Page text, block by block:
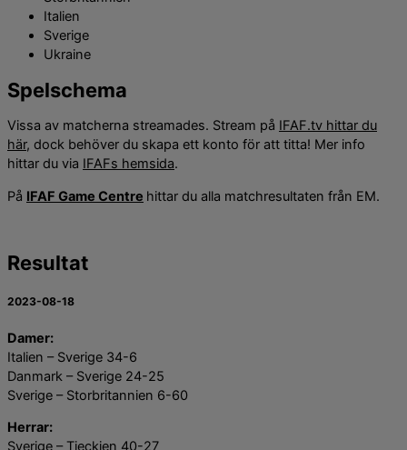
Italien
Sverige
Ukraine
Spelschema
Vissa av matcherna streamades. Stream på IFAF.tv hittar du
här, dock behöver du skapa ett konto för att titta! Mer info
hittar du via IFAFs hemsida.
På IFAF Game Centre hittar du alla matchresultaten från EM.
Resultat
2023-08-18
Damer:
Italien – Sverige 34-6
Danmark – Sverige 24-25
Sverige – Storbritannien 6-60
Herrar:
Sverige – Tjeckien 40-27